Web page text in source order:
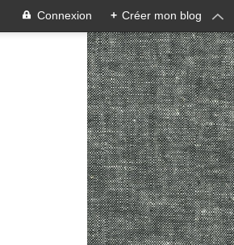
Connexion + Créer mon blog